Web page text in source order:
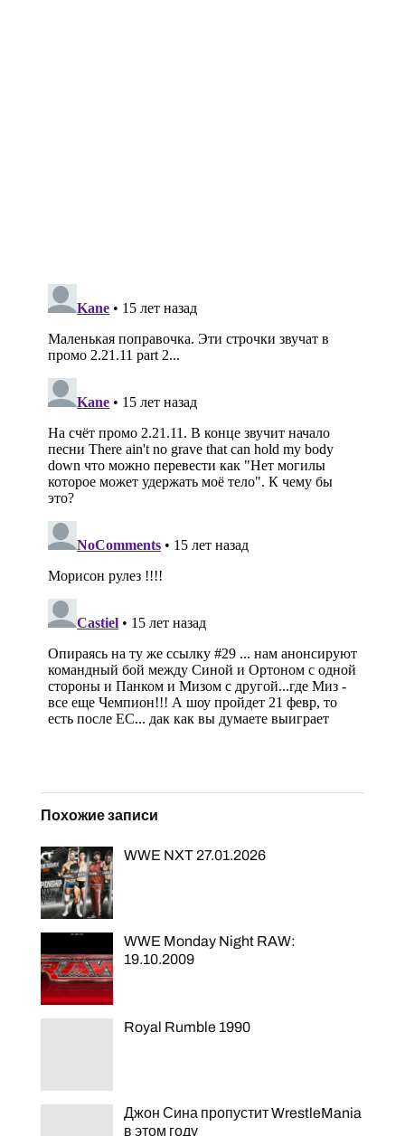
Похожие записи
WWE NXT 27.01.2026
WWE Monday Night RAW:
19.10.2009
Royal Rumble 1990
Джон Сина пропустит WrestleMania
в этом году